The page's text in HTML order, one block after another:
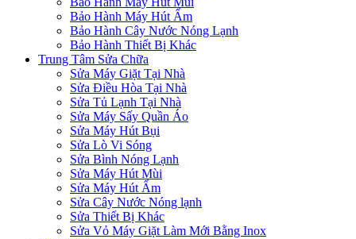
Bảo Hành Máy Hút Ẩm
Bảo Hành Cây Nước Nóng Lạnh
Bảo Hành Thiết Bị Khác
Trung Tâm Sửa Chữa
Sửa Máy Giặt Tại Nhà
Sửa Điều Hòa Tại Nhà
Sửa Tủ Lạnh Tại Nhà
Sửa Máy Sấy Quần Áo
Sửa Máy Hút Bụi
Sửa Lò Vi Sóng
Sửa Bình Nóng Lạnh
Sửa Máy Hút Mùi
Sửa Máy Hút Ẩm
Sửa Cây Nước Nóng lạnh
Sửa Thiết Bị Khác
Sửa Vỏ Máy Giặt Làm Mới Bằng Inox